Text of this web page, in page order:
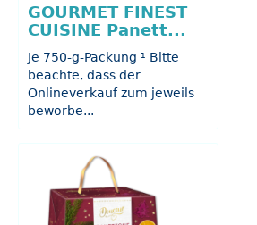
GOURMET FINEST
CUISINE Panett...
Je 750-g-Packung ¹ Bitte
beachte, dass der
Onlineverkauf zum jeweils
beworbe...